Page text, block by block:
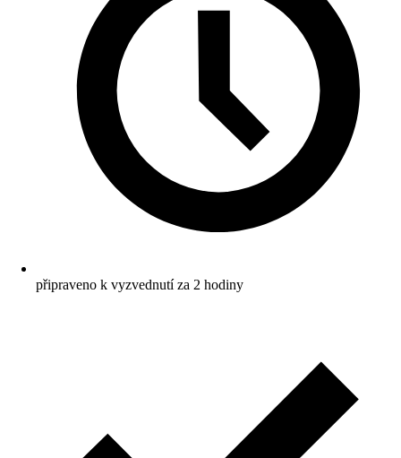
připraveno k vyzvednutí za 2 hodiny